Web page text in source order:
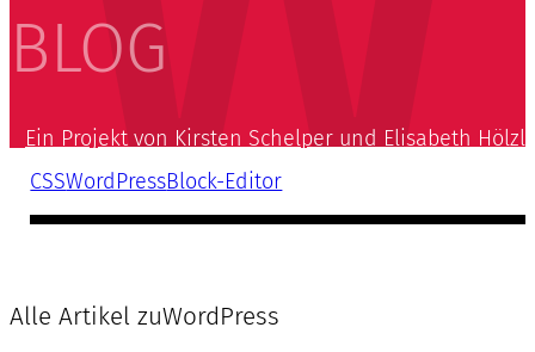
BLOG
Ein Projekt von Kirsten Schelper und Elisabeth Hölzl
CSSWordPressBlock-Editor
Alle Artikel zuWordPress